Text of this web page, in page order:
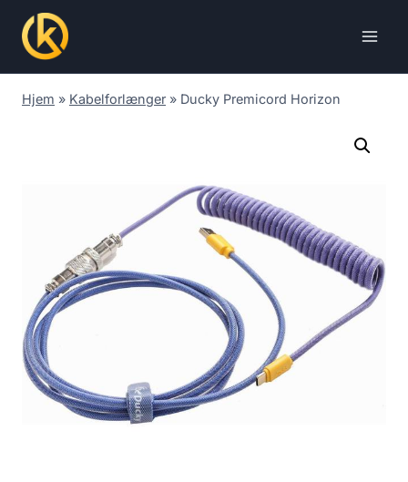
content
Hjem » Kabelforlænger » Ducky Premicord Horizon